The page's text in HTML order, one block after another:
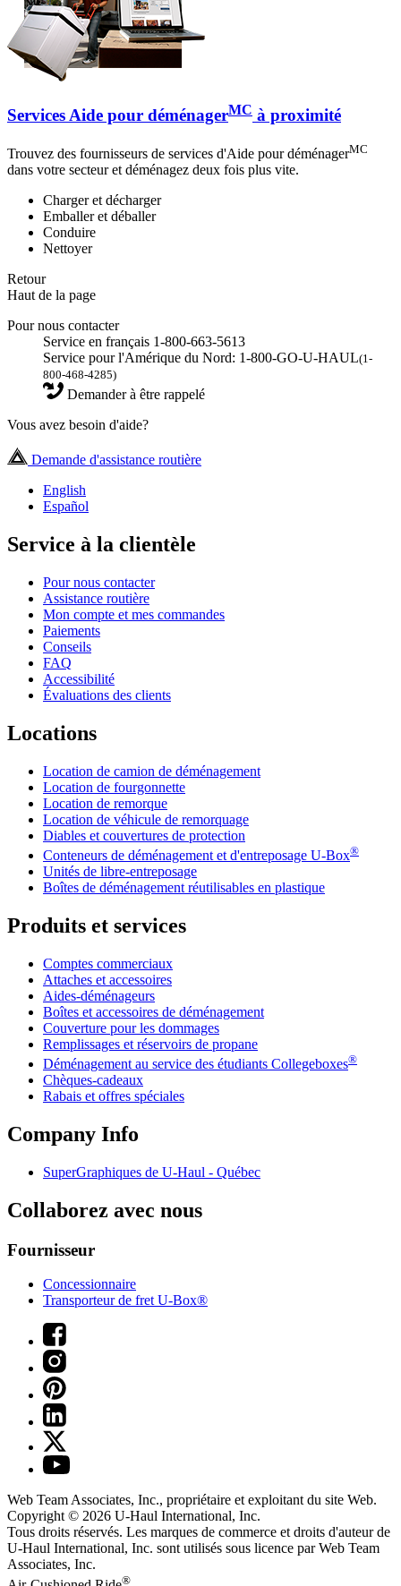
Services Aide pour déménagerMC à proximité
Trouvez des fournisseurs de services d'Aide pour déménagerMC
dans votre secteur et déménagez deux fois plus vite.
Charger et décharger
Emballer et déballer
Conduire
Nettoyer
Retour
Haut de la page
Pour nous contacter
Service en français 1-800-663-5613
Service pour l'Amérique du Nord: 1-800-GO-U-HAUL(1-
800-468-4285)
Demander à être rappelé
Vous avez besoin d'aide?
Demande d'assistance routière
English
Español
Service à la clientèle
Pour nous contacter
Assistance routière
Mon compte et mes commandes
Paiements
Conseils
FAQ
Accessibilité
Évaluations des clients
Locations
Location de camion de déménagement
Location de fourgonnette
Location de remorque
Location de véhicule de remorquage
Diables et couvertures de protection
Conteneurs de déménagement et d'entreposage U-Box®
Unités de libre-entreposage
Boîtes de déménagement réutilisables en plastique
Produits et services
Comptes commerciaux
Attaches et accessoires
Aides-déménageurs
Boîtes et accessoires de déménagement
Couverture pour les dommages
Remplissages et réservoirs de propane
Déménagement au service des étudiants Collegeboxes®
Chèques-cadeaux
Rabais et offres spéciales
Company Info
SuperGraphiques de U-Haul - Québec
Collaborez avec nous
Fournisseur
Concessionnaire
Transporteur de fret U-Box®
Web Team Associates, Inc., propriétaire et exploitant du site Web.
Copyright © 2026 U-Haul International, Inc.
Tous droits réservés. Les marques de commerce et droits d'auteur de
U-Haul International, Inc. sont utilisés sous licence par Web Team
Associates, Inc.
®